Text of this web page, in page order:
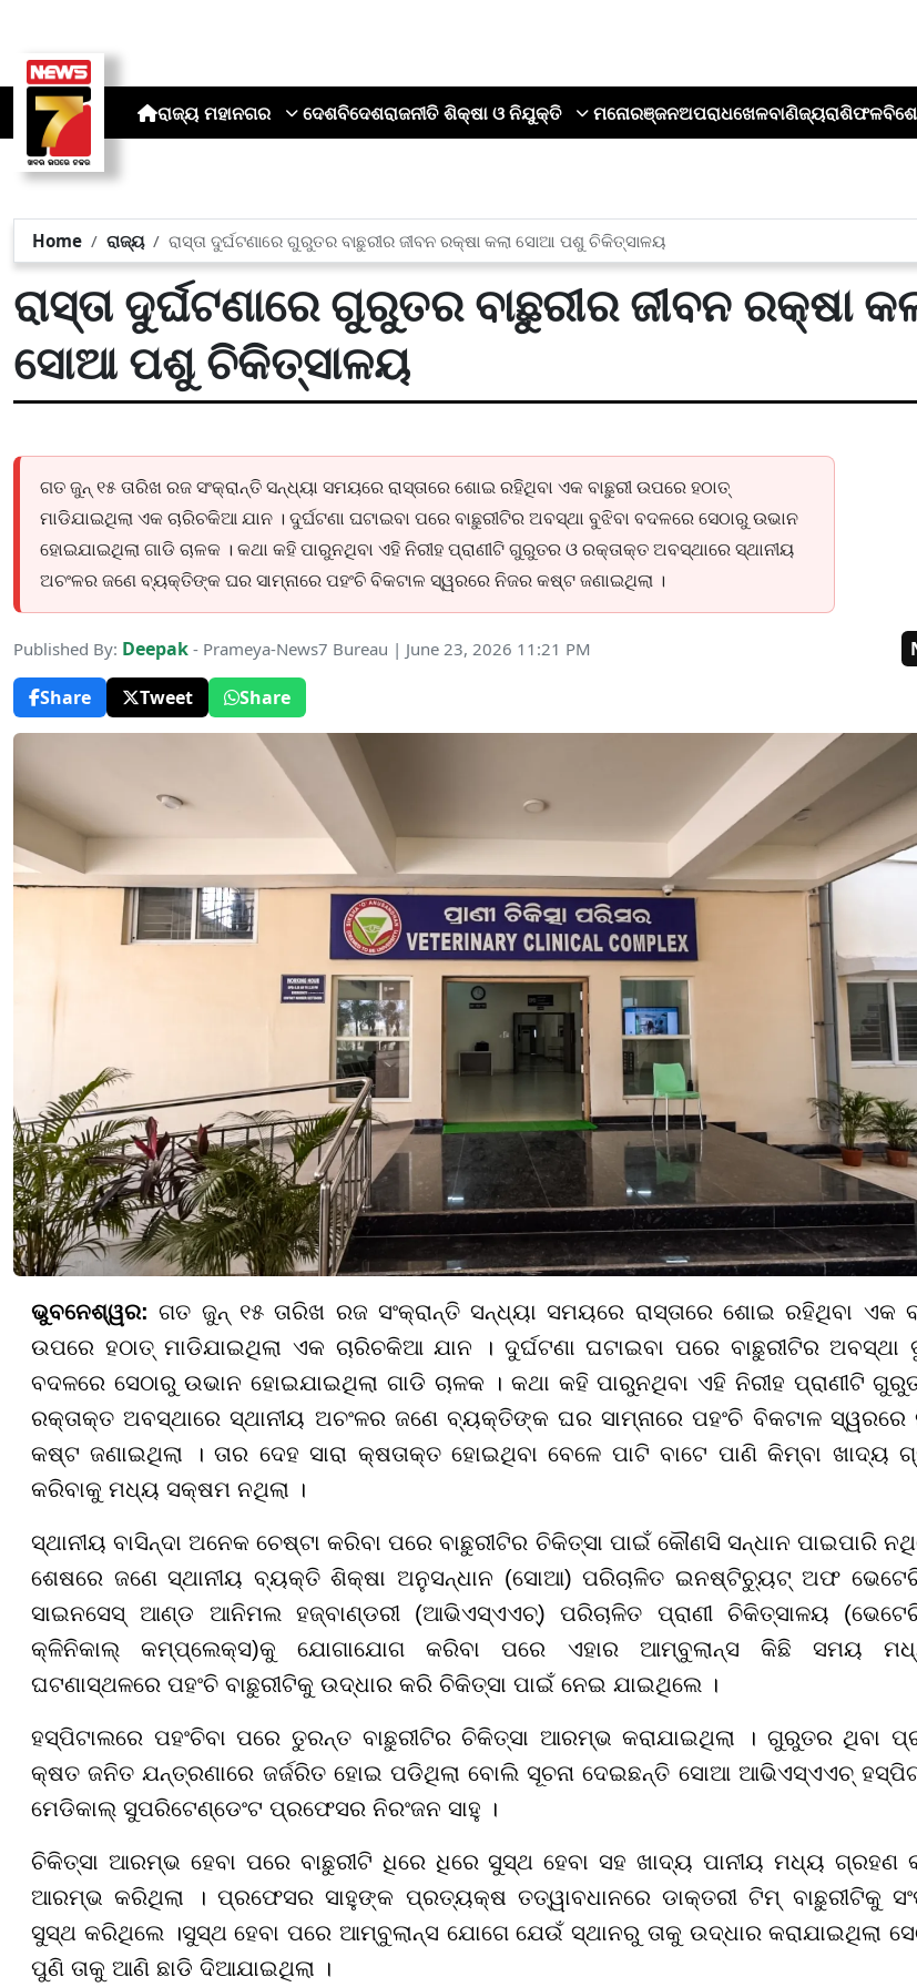
ରାଜ୍ୟ ମହାନଗର ଦେଶବିଦେଶରାଜନୀତି ଶିକ୍ଷା ଓ ନିଯୁକ୍ତି ମନୋରଞ୍ଜନଅପରାଧଖେଳବାଣିଜ୍ୟରାଶିଫଳ
Home ରାଜ୍ୟ ରାସ୍ତା ଦୁର୍ଘଟଣାରେ ଗୁରୁତର ବାଛୁରୀର ଜୀବନ ରକ୍ଷା କଲା ସୋଆ ପଶୁ ଚିକିତ୍ସାଳୟ
ରାସ୍ତା ଦୁର୍ଘଟଣାରେ ଗୁରୁତର ବାଛୁରୀର ଜୀବନ ରକ୍ଷା
ସୋଆ ପଶୁ ଚିକିତ୍ସାଳୟ
ଗତ ଜୁନ୍ ୧୫ ତାରିଖ ରଜ ସଂକ୍ରାନ୍ତି ସନ୍ଧ୍ୟା ସମୟରେ ରାସ୍ତାରେ ଶୋଇ ରହିଥିବା ଏକ ବାଛୁରୀ ଉପରେ ହଠାତ୍
ମାଡିଯାଇଥିଲା ଏକ ଚାରିଚକିଆ ଯାନ । ଦୁର୍ଘଟଣା ଘଟାଇବା ପରେ ବାଛୁରୀଟିର ଅବସ୍ଥା ବୁଝିବା ବଦଳରେ ସେଠାରୁ ଉଭାନ
ହୋଇଯାଇଥିଲା ଗାଡି ଚାଳକ । କଥା କହି ପାରୁନଥିବା ଏହି ନିରୀହ ପ୍ରାଣୀଟି ଗୁରୁତର ଓ ରକ୍ତାକ୍ତ ଅବସ୍ଥାରେ ସ୍ଥାନୀୟ
ଅଚଂଳର ଜଣେ ବ୍ୟକ୍ତିଙ୍କ ଘର ସାମ୍ନାରେ ପହଂଚି ବିକଟାଳ ସ୍ୱରରେ ନିଜର କଷ୍ଟ ଜଣାଇଥିଲା ।
Published By: Deepak - Prameya-News7 Bureau | June 23, 2026 11:21 PM
Share
Tweet Share
ଭୁବନେଶ୍ୱର:ଗତ ଜୁନ୍ ୧୫ ତାରିଖ ରଜ ସଂକ୍ରାନ୍ତି ସନ୍ଧ୍ୟା ସମୟରେ ରାସ୍ତାରେ ଶୋଇ ରହିଥିବା ଏକ
ଉପରେ ହଠାତ୍ ମାଡିଯାଇଥିଲା ଏକ ଚାରିଚକିଆ ଯାନ । ଦୁର୍ଘଟଣା ଘଟାଇବା ପରେ ବାଛୁରୀଟିର ଅବସ୍ଥା
ବଦଳରେ ସେଠାରୁ ଉଭାନ ହୋଇଯାଇଥିଲା ଗାଡି ଚାଳକ । କଥା କହି ପାରୁନଥିବା ଏହି ନିରୀହ ପ୍ରାଣୀଟି
ରକ୍ତାକ୍ତ ଅବସ୍ଥାରେ ସ୍ଥାନୀୟ ଅଚଂଳର ଜଣେ ବ୍ୟକ୍ତିଙ୍କ ଘର ସାମ୍ନାରେ ପହଂଚି ବିକଟାଳ ସ୍ୱରରେ
କଷ୍ଟ ଜଣାଇଥିଲା । ତାର ଦେହ ସାରା କ୍ଷତାକ୍ତ ହୋଇଥିବା ବେଳେ ପାଟି ବାଟେ ପାଣି କିମ୍ବା ଖାଦ୍ୟ
କରିବାକୁ ମଧ୍ୟ ସକ୍ଷମ ନଥିଲା ।
ସ୍ଥାନୀୟ ବାସିନ୍ଦା ଅନେକ ଚେଷ୍ଟା କରିବା ପରେ ବାଛୁରୀଟିର ଚିକିତ୍ସା ପାଇଁ କୌଣସି ସନ୍ଧାନ ପାଇପାରି
ଶେଷରେ ଜଣେ ସ୍ଥାନୀୟ ବ୍ୟକ୍ତି ଶିକ୍ଷା ଅନୁସନ୍ଧାନ (ସୋଆ) ପରିଚାଳିତ ଇନଷ୍ଟିଚ୍ୟୁଟ୍ ଅଫ
ସାଇନସେସ୍ ଆଣ୍ଡ ଆନିମଲ ହଜ୍ବାଣ୍ଡରୀ (ଆଭିଏସ୍ଏଏଚ୍) ପରିଚାଳିତ ପ୍ରାଣୀ ଚିକିତ୍ସାଳୟ
କ୍ଳିନିକାଲ୍ କମ୍ପ୍ଲେକ୍ସ)କୁ ଯୋଗାଯୋଗ କରିବା ପରେ ଏହାର ଆମ୍ବୁଲାନ୍ସ କିଛି ସମୟ
ଘଟଣାସ୍ଥଳରେ ପହଂଚି ବାଛୁରୀଟିକୁ ଉଦ୍ଧାର କରି ଚିକିତ୍ସା ପାଇଁ ନେଇ ଯାଇଥିଲେ ।
ହସ୍ପିଟାଲରେ ପହଂଚିବା ପରେ ତୁରନ୍ତ ବାଛୁରୀଟିର ଚିକିତ୍ସା ଆରମ୍ଭ କରାଯାଇଥିଲା । ଗୁରୁତର ଥିବା
କ୍ଷତ ଜନିତ ଯନ୍ତ୍ରଣାରେ ଜର୍ଜରିତ ହୋଇ ପଡିଥିଲା ବୋଲି ସୂଚନା ଦେଇଛନ୍ତି ସୋଆ ଆଭିଏସ୍ଏଏଚ୍
ମେଡିକାଲ୍ ସୁପରିଟେଣ୍ଡେଂଟ ପ୍ରଫେସର ନିରଂଜନ ସାହୁ ।
ଚିକିତ୍ସା ଆରମ୍ଭ ହେବା ପରେ ବାଛୁରୀଟି ଧିରେ ଧିରେ ସୁସ୍ଥ ହେବା ସହ ଖାଦ୍ୟ ପାନୀୟ ମଧ୍ୟ ଗ୍ରହଣ
ଆରମ୍ଭ କରିଥିଲା । ପ୍ରଫେସର ସାହୁଙ୍କ ପ୍ରତ୍ୟକ୍ଷ ତତ୍ୱାବଧାନରେ ଡାକ୍ତରୀ ଟିମ୍ ବାଛୁରୀଟିକୁ
ସୁସ୍ଥ କରିଥିଲେ ।ସୁସ୍ଥ ହେବା ପରେ ଆମ୍ବୁଲାନ୍ସ ଯୋଗେ ଯେଉଁ ସ୍ଥାନରୁ ତାକୁ ଉଦ୍ଧାର କରାଯାଇଥିଲା
ପୁଣି ତାକୁ ଆଣି ଛାଡି ଦିଆଯାଇଥିଲା ।